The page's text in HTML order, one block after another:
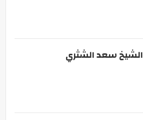
الشيخ سعد الشثري